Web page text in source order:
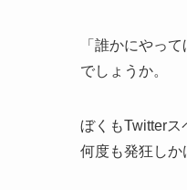
「誰かにやっ
でしょうか。
ぼくもTwitterス
何度も発狂しか